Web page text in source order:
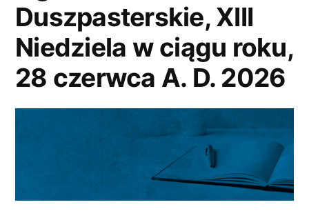
D.
2026”
Duszpasterskie, XIII
Niedziela w ciągu roku,
28 czerwca A. D. 2026